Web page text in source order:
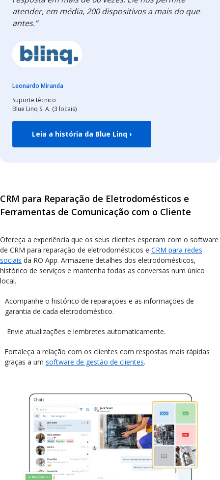
atender, em média, 200 dispositivos a mais do que
antes.”
Leonardo Miranda
Suporte técnico
Blue Linq S. A. (3 locais)
Leia a história da Blue Linq ›
CRM para Reparação de Eletrodomésticos e
Ferramentas de Comunicação com o Cliente
Ofereça a experiência que os seus clientes esperam com o software
de CRM para reparação de eletrodomésticos e CRM para redes
sociais da RO App. Armazene detalhes dos eletrodomésticos,
histórico de serviços e mantenha todas as conversas num único
local.
Acompanhe o histórico de reparações e as informações de
garantia de cada eletrodoméstico.
Envie atualizações e lembretes automaticamente.
Fortaleça a relação com os clientes com respostas mais rápidas
graças a um software de gestão de clientes.